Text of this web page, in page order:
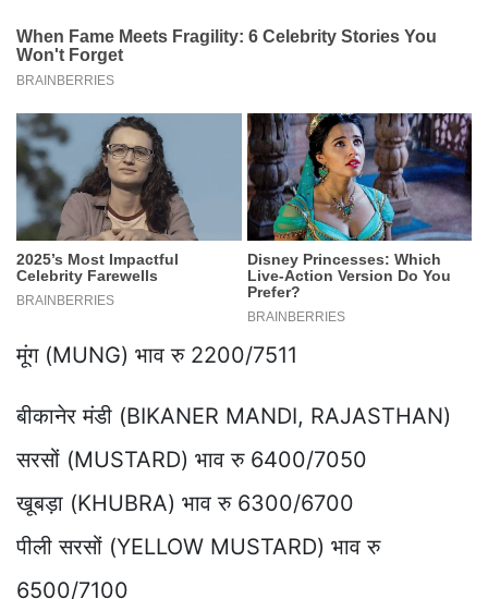
मूंग (MUNG) भाव रु 2200/7511
बीकानेर मंडी (BIKANER MANDI, RAJASTHAN)
सरसों (MUSTARD) भाव रु 6400/7050
खूबड़ा (KHUBRA) भाव रु 6300/6700
पीली सरसों (YELLOW MUSTARD) भाव रु
6500/7100